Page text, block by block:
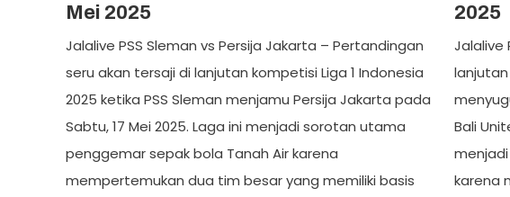
Mei 2025
Jalalive PSS Sleman vs Persija Jakarta – Pertandingan
seru akan tersaji di lanjutan kompetisi Liga 1 Indonesia
2025 ketika PSS Sleman menjamu Persija Jakarta pada
Sabtu, 17 Mei 2025. Laga ini menjadi sorotan utama
penggemar sepak bola Tanah Air karena
mempertemukan dua tim besar yang memiliki basis
2025
Jalalive
lanjutan
Bali
karena